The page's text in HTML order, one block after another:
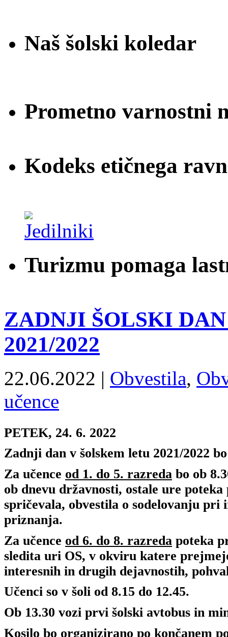
Naš šolski koledar
Prometno varnostni
Kodeks etičnega
Turizmu pomaga
ZADNJI ŠOLSKI
2021/2022
22.06.2022 | Obvestila,
učence
PETEK, 24. 6. 2022
Zadnji dan v šolskem letu 2021/2022
Za učence od 1. do 5. razreda bo ob
ob dnevu državnosti, ostale ure poteka
spričevala, obvestila o sodelovanju
priznanja.
Za učence od 6. do 8. razreda poteka
sledita uri OS, v okviru katere
interesnih in drugih dejavnostih,
Učenci so v šoli od 8.15 do 12.45.
Ob 13.30 vozi prvi šolski avtobus in
Kosilo bo organizirano po končanem